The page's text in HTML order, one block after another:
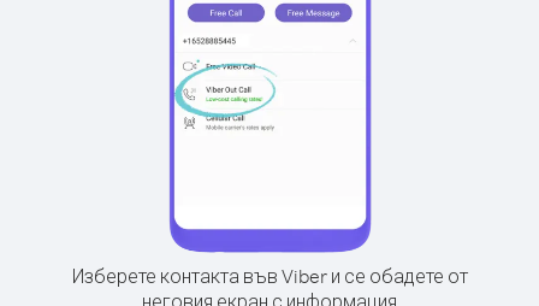
Изберете контакта във Viber и се обадете от
неговия екран с информация